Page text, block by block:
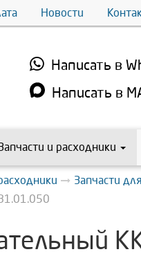
Новости
Написать в
Написать в
и расходники
Запчасти